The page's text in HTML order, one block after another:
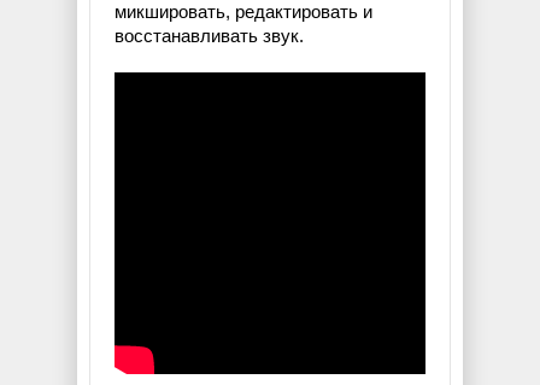
микшировать, редактировать и
восстанавливать звук.